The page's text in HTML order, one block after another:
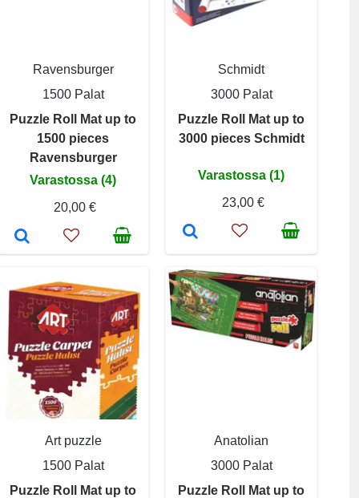
Ravensburger
1500 Palat
Puzzle Roll Mat up to
1500 pieces
Ravensburger
Varastossa (4)
20,00 €
Schmidt
3000 Palat
Puzzle Roll Mat up to
3000 pieces Schmidt
Varastossa (1)
23,00 €
Art puzzle
1500 Palat
Puzzle Roll Mat up to
Anatolian
3000 Palat
Puzzle Roll Mat up to